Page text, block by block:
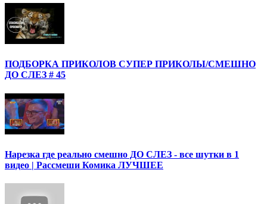
ПОДБОРКА ПРИКОЛОВ СУПЕР ПРИКОЛЫ/СМЕШНО
ДО СЛЕЗ # 45
Нарезка где реально смешно ДО СЛЕЗ - все шутки в 1
видео | Рассмеши Комика ЛУЧШЕЕ